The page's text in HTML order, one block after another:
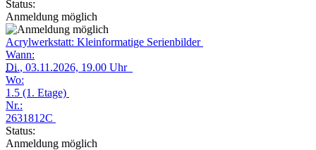
Status:
Anmeldung möglich
Acrylwerkstatt: Kleinformatige Serienbilder
Wann:
Di., 03.11.2026, 19.00 Uhr
Wo:
1.5 (1. Etage)
Nr.:
2631812C
Status:
Anmeldung möglich